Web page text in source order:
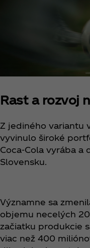
Rast a rozvoj
Z jediného variantu
vyvinulo široké
Coca‑Cola vyrába
Slovensku.
Významne sa
objemu necelých
začiatku produkcie
viac než 400